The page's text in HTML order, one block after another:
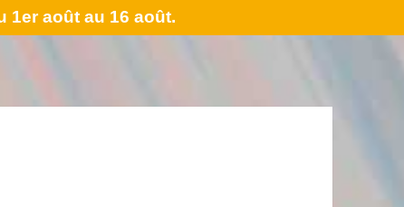
1er août au 16 août.